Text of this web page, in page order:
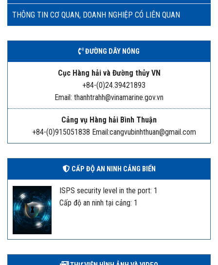
THÔNG TIN CƠ QUAN, DOANH NGHIỆP CÓ LIÊN QUAN
ĐƯỜNG DÂY NÓNG
Cục Hàng hải và Đường thủy VN
+84-(0)24.39421893
Email: thanhtrahh@vinamarine.gov.vn
Cảng vụ Hàng hải Bình Thuận
+84-(0)915051838 Email:cangvubinhthuan@gmail.com
CẤP ĐỘ AN NINH CẢNG BIỂN
ISPS security level in the port: 1
Cấp độ an ninh tại cảng: 1